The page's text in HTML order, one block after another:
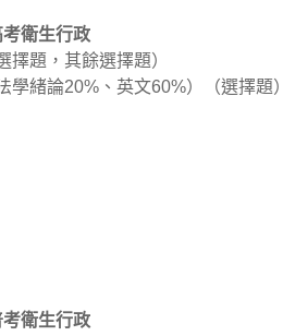
考衛生行政
題，其餘選擇題）
緒論20%、英文60%）（選擇題）
考衛生行政